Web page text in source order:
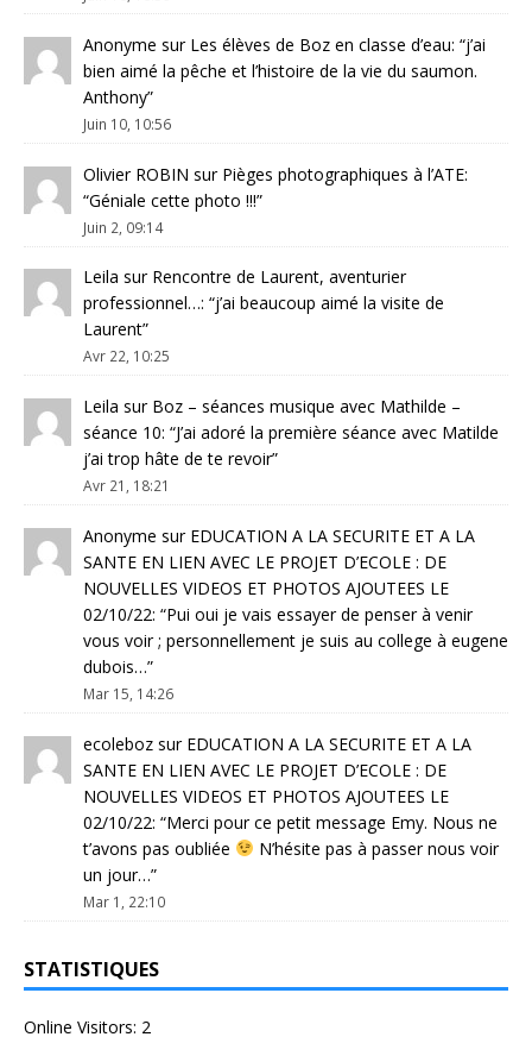
Anonyme sur Les élèves de Boz en classe d’eau: “j’ai
bien aimé la pêche et l’histoire de la vie du saumon.
Anthony”
Juin 10, 10:56
Olivier ROBIN sur Pièges photographiques à l’ATE:
“Géniale cette photo !!!”
Juin 2, 09:14
Leila sur Rencontre de Laurent, aventurier
professionnel…: “j’ai beaucoup aimé la visite de
Laurent”
Avr 22, 10:25
Leila sur Boz – séances musique avec Mathilde –
séance 10: “J’ai adoré la première séance avec Matilde
j’ai trop hâte de te revoir”
Avr 21, 18:21
Anonyme sur EDUCATION A LA SECURITE ET A LA
SANTE EN LIEN AVEC LE PROJET D’ECOLE : DE
NOUVELLES VIDEOS ET PHOTOS AJOUTEES LE
02/10/22: “Pui oui je vais essayer de penser à venir
vous voir ; personnellement je suis au college à eugene
dubois…”
Mar 15, 14:26
ecoleboz sur EDUCATION A LA SECURITE ET A LA
SANTE EN LIEN AVEC LE PROJET D’ECOLE : DE
NOUVELLES VIDEOS ET PHOTOS AJOUTEES LE
02/10/22: “Merci pour ce petit message Emy. Nous ne
t’avons pas oubliée
N’hésite pas à passer nous voir
un jour…”
Mar 1, 22:10
STATISTIQUES
Online Visitors: 2